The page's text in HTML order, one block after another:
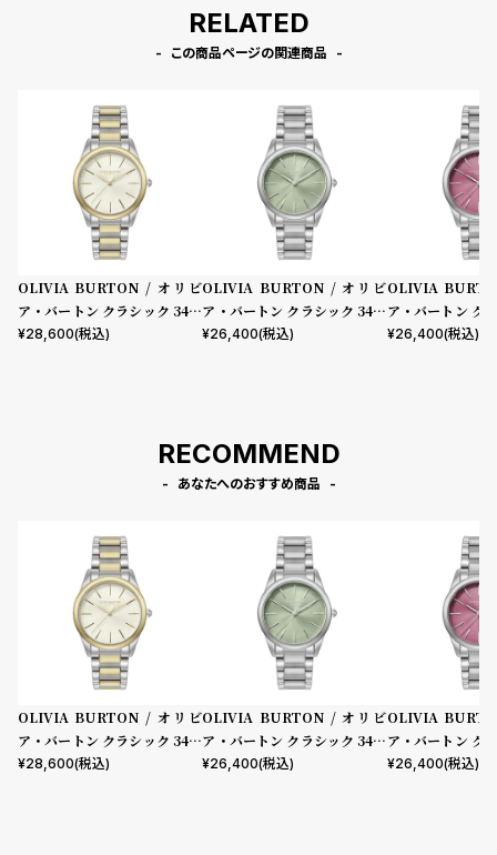
RELATED
この商品ページの関連商品
OLIVIA BURTON / オリビ
ア・バートン クラシック 34m
m グロウフル アイボリー シル
¥28,600(税込)
OLIVIA BURTON / オリビ
ア・バートン クラシック 34m
m グロウフル ミントグリーン
¥26,400(税込)
OLIVIA
ア・バートン ク
m グロウフル ピ
¥26,400(税込)
RECOMMEND
あなたへのおすすめ商品
OLIVIA BURTON / オリビ
ア・バートン クラシック 34m
m グロウフル アイボリー シル
¥28,600(税込)
OLIVIA BURTON / オリビ
ア・バートン クラシック 34m
m グロウフル ミントグリーン
¥26,400(税込)
OLIVIA
ア・バートン ク
m グロウフル ピ
¥26,400(税込)